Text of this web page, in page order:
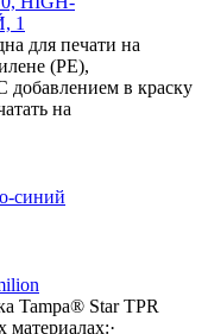
1
для печати на
(РЕ),
в краску
на
синий
Tampa® Star TPR
материалах:·